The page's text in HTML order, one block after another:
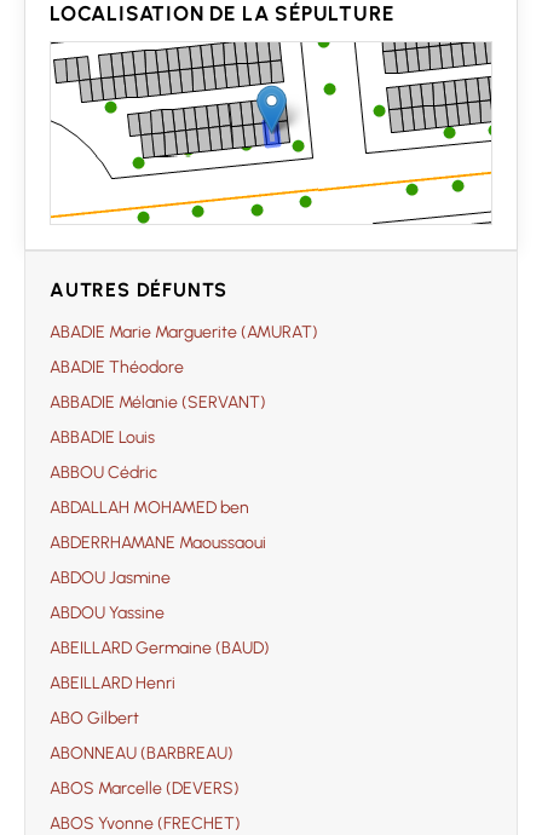
LOCALISATION DE LA SÉPULTURE
AUTRES DÉFUNTS
ABADIE Marie Marguerite (AMURAT)
ABADIE Théodore
ABBADIE Mélanie (SERVANT)
ABBADIE Louis
ABBOU Cédric
ABDALLAH MOHAMED ben
ABDERRHAMANE Maoussaoui
ABDOU Jasmine
ABDOU Yassine
ABEILLARD Germaine (BAUD)
ABEILLARD Henri
ABO Gilbert
ABONNEAU (BARBREAU)
ABOS Marcelle (DEVERS)
ABOS Yvonne (FRECHET)